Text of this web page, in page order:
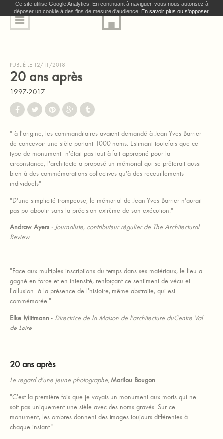
Ce site utilise Google Analytics. En continuant à naviguer, vous nous autorisez à
déposer un cookie à des fins de mesure d'audience. En savoir plus ou s'opposer.
PUBLIÉ LE 12/11/2018
20 ans après
1997-2017
" à l'origine, les commanditaires avaient demandé à Jean-Yves Barrier
de concevoir une stèle portant 1000 noms. Estimant toutefois que ce
type de monument n'était pas tout à fait approprié pour la
circonstance, l'architecte a proposé un mémorial qui se prêterait aussi
bien à des commémorations collectives qu'à des receuillements
individuels"
"D'une simplicité trompeuse, le mémorial de Jean-Yves Barrier n'aurait
pas pu aboutir sans la précision extrème de son exécution."
Andraw Ayers - Journaliste, contributeur régulier de The Architectural
Review
"Face aux multiples inscriptions du temps dans ses matériaux, le lieu a
gagné en force et en intensité, renforçant ce sentiment de vécu et
l'allusion à la présence de l'histoire, même abstraite, qui est
commémorée."
Elke Mittmann - Directrice de la Maison de l'architecture duCentre Val
de Loire
20 ans après
Le regard d'une jeune photographe, Marilou Bougon
"C'est la première fois que je voyais un monument aux morts qui ne
soit pas uniquement une stèle avec des noms gravés. Sur ce
monument, les ombres donnent des images toujours différentes à
chaque instant."